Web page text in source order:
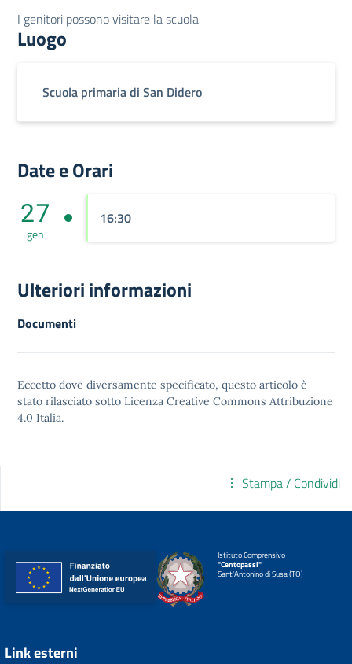
I genitori possono visitare la scuola
Luogo
Scuola primaria di San Didero
Date e Orari
27
gen
16:30
Ulteriori informazioni
Documenti
Eccetto dove diversamente specificato, questo articolo è
stato rilasciato sotto Licenza Creative Commons Attribuzione
4.0 Italia.
Stampa / Condividi
Istituto Comprensivo
"Centopassi"
Sant'Antonino di Susa (TO)
Link esterni